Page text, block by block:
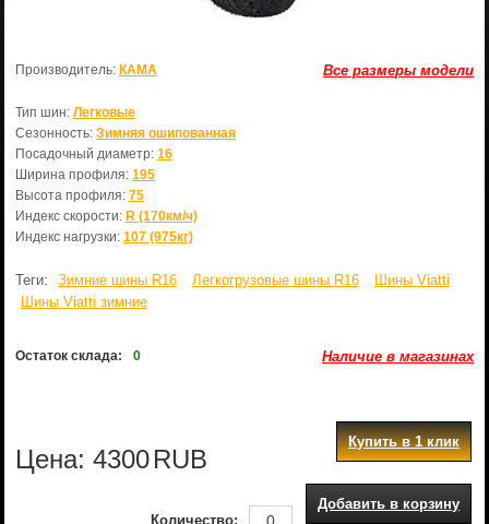
Все размеры модели
Производитель: КАМА
Тип шин: Легковые
Сезонность: Зимняя ошипованная
Посадочный диаметр: 16
Ширина профиля: 195
Высота профиля: 75
Индекс скорости: R (170км/ч)
Индекс нагрузки: 107 (975кг)
Теги: Зимние шины R16 Легкогрузовые шины R16
Шины Viatti
Шины Viatti зимние
Остаток склада: 0 Наличие в магазинах
Цена: 4300RUB
Купить в 1 клик
Добавить в корзину
Количество: